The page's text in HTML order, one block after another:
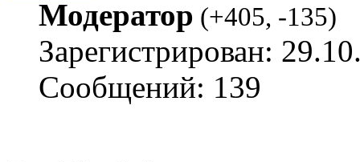
Модератор (+405, -135)
Зарегистрирован:
Сообщений: 139